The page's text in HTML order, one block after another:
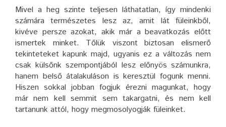
Mivel a heg szinte teljesen láthatatlan, így mindenki
számára természetes lesz az, amit lát füleinkből,
kivéve persze azokat, akik már a beavatkozás előtt
ismertek minket. Tőlük viszont biztosan elismerő
tekinteteket kapunk majd, ugyanis ez a változás nem
csak külsőnk szempontjából lesz előnyös számunkra,
hanem belső átalakuláson is keresztül fogunk menni.
Hiszen sokkal jobban fogjuk érezni magunkat, hogy
már nem kell semmit sem takargatni, és nem kell
tartanunk attól, hogy megmosolyogják füleinket.